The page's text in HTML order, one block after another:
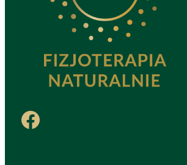
Facebook